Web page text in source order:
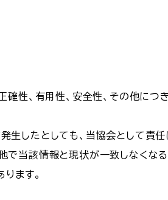
性、有用性、安全性、その他につ
したとしても、当協会として責任
当該情報と現状が一致しなくなる
ます。